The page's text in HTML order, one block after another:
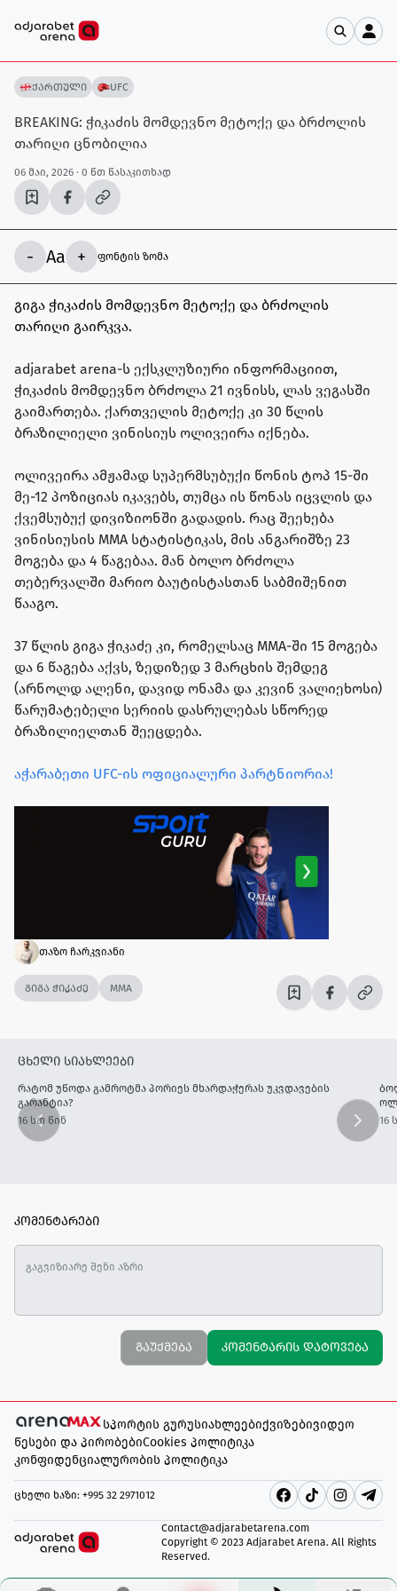
ქართული UFC
BREAKING: ჭიკაძის მომდევნო მეტოქე და ბრძოლის
თარიღი ცნობილია
06 მაი, 2026 · 0 წთ წასაკითხად
- Aa + ფონტის ზომა
გიგა ჭიკაძის მომდევნო მეტოქე და ბრძოლის
თარიღი გაირკვა.
adjarabet arena-ს ექსკლუზიური ინფორმაციით,
ჭიკაძის მომდევნო ბრძოლა 21 ივნისს, ლას ვეგასში
გაიმართება. ქართველის მეტოქე კი 30 წლის
ბრაზილიელი ვინისიუს ოლივეირა იქნება.
ოლივეირა ამჟამად სუპერმსუბუქი წონის ტოპ 15-ში
მე-12 პოზიციას იკავებს, თუმცა ის წონას იცვლის და
ქვემსუბუქ დივიზიონში გადადის. რაც შეეხება
ვინისიუსის MMA სტატისტიკას, მის ანგარიშზე 23
მოგება და 4 წაგებაა. მან ბოლო ბრძოლა
თებერვალში მარიო ბაუტისტასთან საბმიშენით
წააგო.
37 წლის გიგა ჭიკაძე კი, რომელსაც MMA-ში 15 მოგება
და 6 წაგება აქვს, ზედიზედ 3 მარცხის შემდეგ
(არნოლდ ალენი, დავიდ ონამა და კევინ ვალიეხოსი)
წარუმატებელი სერიის დასრულებას სწორედ
ბრაზილიელთან შეეცდება.
აჭარაბეთი UFC-ის ოფიციალური პარტნიორია!
თაზო ჩარკვიანი
გიგა ჭიკაძე MMA
ცხელი სიახლეები
16 სთ წინ
რატომ უწოდა გამროტმა პორიეს მხარდაჭერას უკვდავების
გარანტია?
16
კომენტარები
გაუქმება კომენტარის დატოვება
სპორტის გურუსიახლეებიქვიზებივიდეო
წესები და პირობებიCookies პოლიტიკა
კონფიდენციალურობის პოლიტიკა
ცხელი ხაზი: +995 32 2971012
Contact@adjarabetarena.com
Copyright © 2023 Adjarabet Arena. All Rights
Reserved.